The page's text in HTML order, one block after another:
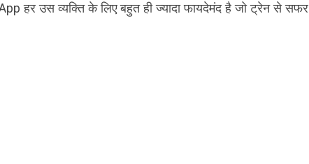
हर उस व्यक्ति के लिए बहुत ही ज्यादा फायदेमंद है जो ट्रेन से सफर